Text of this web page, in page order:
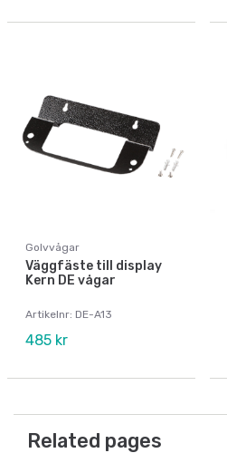
Golvvågar
Väggfäste till display
Kern DE vågar
Artikelnr: DE-A13
485 kr
Related pages